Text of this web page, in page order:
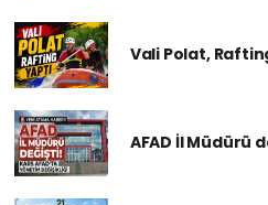
Vali Polat,
AFAD İl Müdürü